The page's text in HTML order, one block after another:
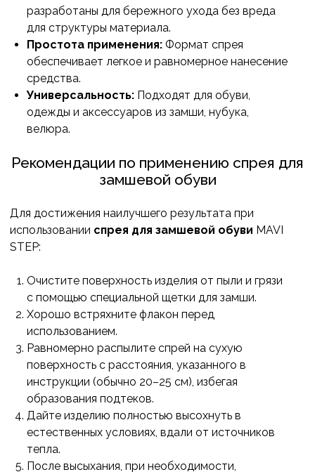
разработаны для бережного ухода без вреда
для структуры материала.
Простота применения: Формат спрея
обеспечивает легкое и равномерное нанесение
средства.
Универсальность: Подходят для обуви,
одежды и аксессуаров из замши, нубука,
велюра.
Рекомендации по применению спрея для
замшевой обуви
Для достижения наилучшего результата при
использовании спрея для замшевой обуви MAVI
STEP:
Очистите поверхность изделия от пыли и грязи
с помощью специальной щетки для замши.
Хорошо встряхните флакон перед
использованием.
Равномерно распылите спрей на сухую
поверхность с расстояния, указанного в
инструкции (обычно 20–25 см), избегая
образования подтеков.
Дайте изделию полностью высохнуть в
естественных условиях, вдали от источников
тепла.
После высыхания, при необходимости,